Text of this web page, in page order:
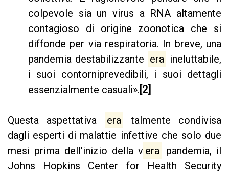
colpevole sia un virus a RNA altamente
contagioso di origine zoonotica che si
diffonde per via respiratoria. In breve, una
pandemia destabilizzante era ineluttabile,
i suoi contorniprevedibili, i suoi dettagli
essenzialmente casuali».[2]
Questa aspettativa era
talmente condivisa
dagli esperti di malattie infettive che solo due
mesi prima dell'inizio della v era pandemia, il
Johns Hopkins Center for Health Security